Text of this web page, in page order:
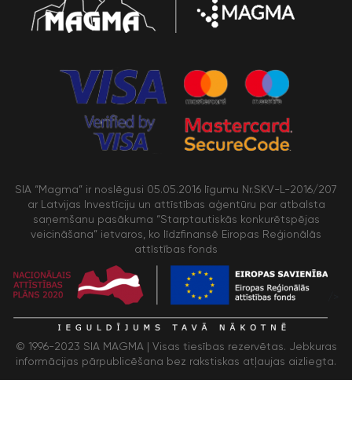
SIA “Magma” ir noslēgusi 05.05.2016 līgumu Nr.SKV-L-2016/207
ar Latvijas Investīciju un attīstības aģentūru par atbalsta
saņemšanu pasākuma “Starptautiskās konkurētspējas
veicināšana” ietvaros, ko līdzfinansē Eiropas Reģionālās
attīstības fonds
© 1996-2023 SIA MAGMA | Visas tiesības rezervētas. Jebkuras
informācijas pārpublicēšana bez rakstiskas atļaujas aizliegta.